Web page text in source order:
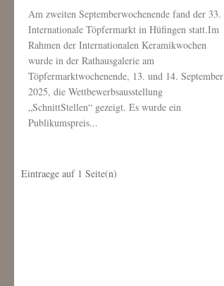
Am zweiten Septemberwochenende fand der 33.
Internationale Töpfermarkt in Hüfingen statt.Im
Rahmen der Internationalen Keramikwochen
wurde in der Rathausgalerie am
Töpfermarktwochenende, 13. und 14. September
2025, die Wettbewerbsausstellung
„SchnittStellen“ gezeigt. Es wurde ein
Publikumspreis...
Eintraege auf 1 Seite(n)